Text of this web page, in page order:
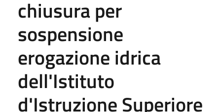
chiusura per
sospensione
erogazione idrica
dell'Istituto
d'Istruzione Superiore